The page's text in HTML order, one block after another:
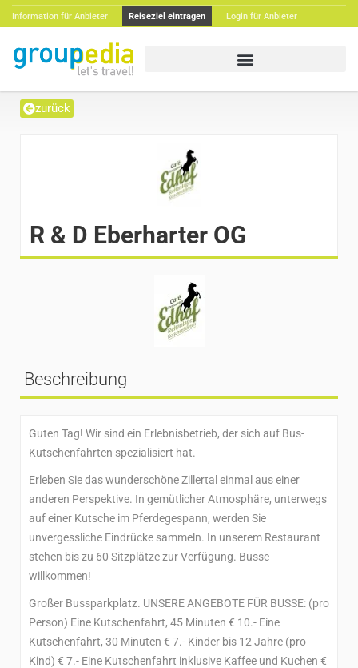
Information für Anbieter Reiseziel eintragen Login für Anbieter
zurück
R & D Eberharter OG
Beschreibung
Guten Tag! Wir sind ein Erlebnisbetrieb, der sich auf Bus-
Kutschenfahrten spezialisiert hat.
Erleben Sie das wunderschöne Zillertal einmal aus einer
anderen Perspektive. In gemütlicher Atmosphäre, unterwegs
auf einer Kutsche im Pferdegespann, werden Sie
unvergessliche Eindrücke sammeln. In unserem Restaurant
stehen bis zu 60 Sitzplätze zur Verfügung. Busse
willkommen!
Großer Bussparkplatz. UNSERE ANGEBOTE FÜR BUSSE: (pro
Person) Eine Kutschenfahrt, 45 Minuten € 10.- Eine
Kutschenfahrt, 30 Minuten € 7.- Kinder bis 12 Jahre (pro
Kind) € 7.- Eine Kutschenfahrt inklusive Kaffee und Kuchen €